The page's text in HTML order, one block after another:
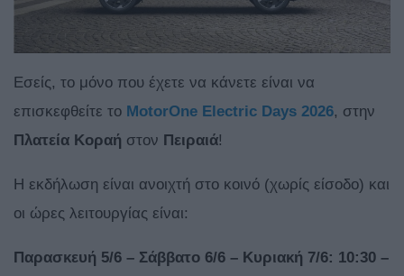
Εσείς, το μόνο που έχετε να κάνετε είναι να
επισκεφθείτε το MotorOne Electric Days 2026, στην
Πλατεία Κοραή στον Πειραιά!
Η εκδήλωση είναι ανοιχτή στο κοινό (χωρίς είσοδο) και
οι ώρες λειτουργίας είναι:
Παρασκευή 5/6 – Σάββατο 6/6 – Κυριακή 7/6: 10:30 –